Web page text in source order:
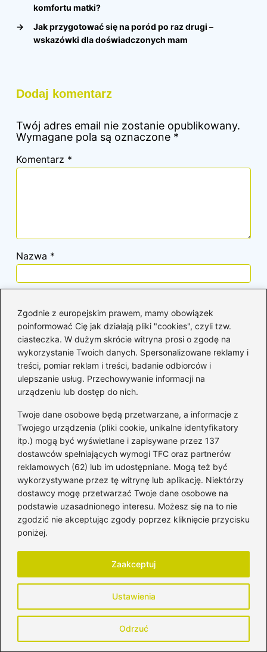
Zgodnie z europejskim prawem, mamy obowiązek
poinformować Cię jak działają pliki "cookies", czyli tzw.
ciasteczka. W dużym skrócie witryna prosi o zgodę na
wykorzystanie Twoich danych. Spersonalizowane reklamy i
treści, pomiar reklam i treści, badanie odbiorców i
ulepszanie usług. Przechowywanie informacji na
urządzeniu lub dostęp do nich.
Twoje dane osobowe będą przetwarzane, a informacje z
Twojego urządzenia (pliki cookie, unikalne identyfikatory
itp.) mogą być wyświetlane i zapisywane przez 137
dostawców spełniających wymogi TFC oraz partnerów
reklamowych (62) lub im udostępniane. Mogą też być
wykorzystywane przez tę witrynę lub aplikację. Niektórzy
dostawcy mogę przetwarzać Twoje dane osobowe na
podstawie uzasadnionego interesu. Możesz się na to nie
zgodzić nie akceptując zgody poprzez kliknięcie przycisku
poniżej.
Ustawienia
Odrzuć
Zaakceptuj
komfortu matki?
→
Jak przygotować się na poród po raz drugi –
wskazówki dla doświadczonych mam
Dodaj komentarz
Twój adres email nie zostanie opublikowany.
Wymagane pola są oznaczone *
Komentarz *
Nazwa *
Witryna internetowa
Zapamiętaj moje dane w tej przeglądarce
podczas pisania kolejnych komentarzy.
Poczytaj więcej